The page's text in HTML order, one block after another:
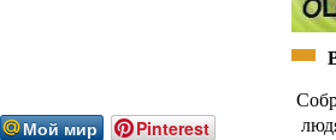
Мой мир
Pinterest